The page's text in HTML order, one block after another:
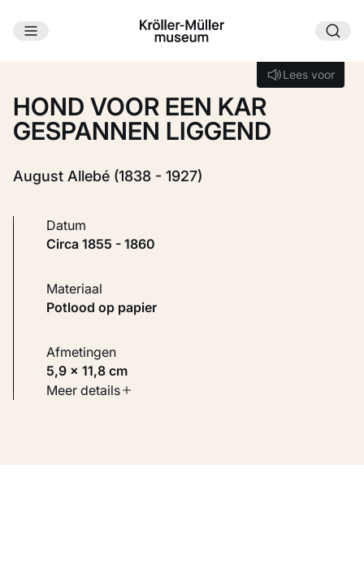
Ga naar hoofdinhoud
Lees voor
Lees voor
HOND VOOR EEN KAR
GESPANNEN LIGGEND
August Allebé (1838 - 1927)
Datum
circa 1855 - 1860
Materiaal
Potlood op papier
Afmetingen
5,9 × 11,8 cm
Soort werk
Meer details